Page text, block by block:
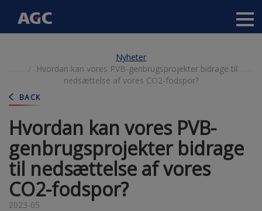
huvudinnehåll
Nyheter
Hvordan kan vores PVB-genbrugsprojekter bidrage til
nedsættelse af vores CO2-fodspor?
BACK
Hvordan kan vores PVB-
genbrugsprojekter bidrage
til nedsættelse af vores
CO2-fodspor?
2023-05